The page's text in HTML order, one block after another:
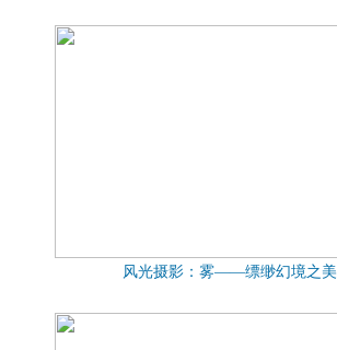
风光摄影：雾——缥缈幻境之美